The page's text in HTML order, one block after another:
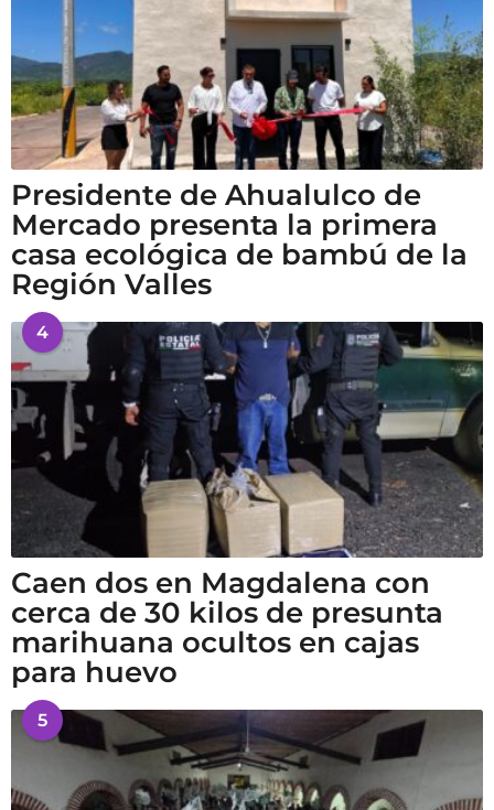
Presidente de Ahualulco de
Mercado presenta la primera
casa ecológica de bambú de la
Región Valles
4
Caen dos en Magdalena con
cerca de 30 kilos de presunta
marihuana ocultos en cajas
para huevo
5